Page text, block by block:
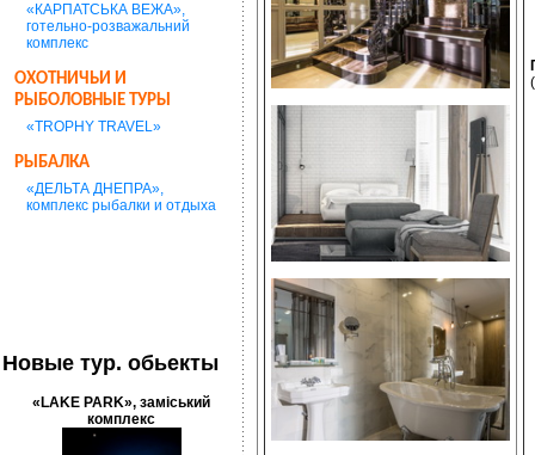
«КАРПАТСЬКА ВЕЖА»,
готельно-розважальний
комплекс
ОХОТНИЧЬИ И
РЫБОЛОВНЫЕ ТУРЫ
«TROPHY TRAVEL»
РЫБАЛКА
«ДЕЛЬТА ДНЕПРА»,
комплекс рыбалки и отдыха
Новые тур. обьекты
«LAKE PARK», заміський
комплекс